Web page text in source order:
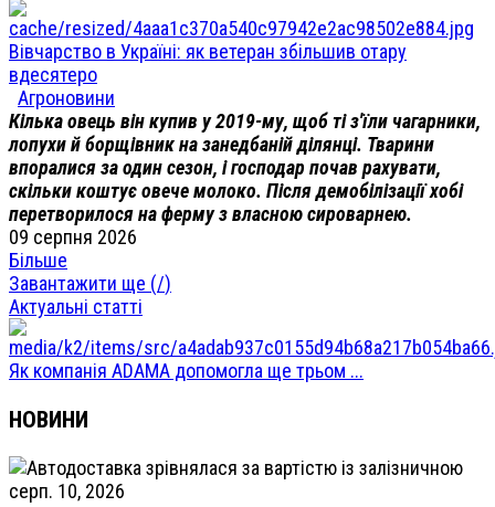
Вівчарство в Україні: як ветеран збільшив отару
вдесятеро
Агроновини
Кілька овець він купив у 2019-му, щоб ті з'їли чагарники,
лопухи й борщівник на занедбаній ділянці. Тварини
впоралися за один сезон, і господар почав рахувати,
скільки коштує овече молоко. Після демобілізації хобі
перетворилося на ферму з власною сироварнею.
09 серпня 2026
Більше
Завантажити ще (/)
Актуальні статті
Як компанія ADAMA допомогла ще трьом ...
НОВИНИ
серп. 10, 2026